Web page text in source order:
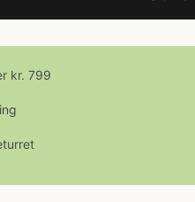
kr. 799